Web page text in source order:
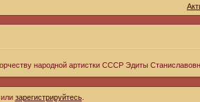
народной артистки СССР Эдиты
зарегистрируйтесь.